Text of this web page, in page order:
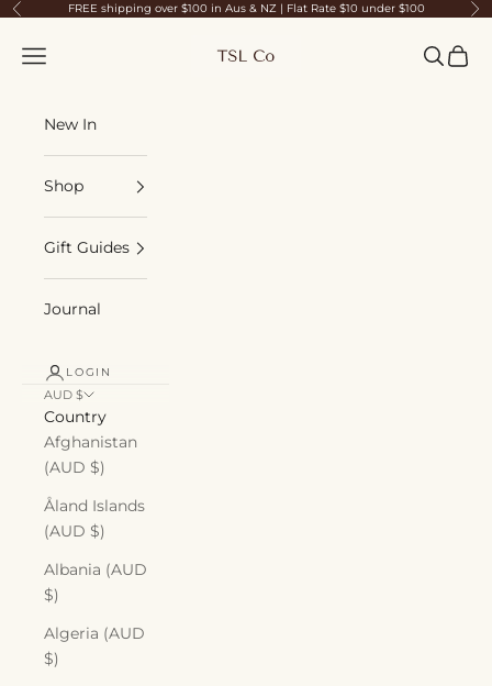
Skip to content
Previous FREE shipping over $100 in Aus & NZ | Flat Rate $10 under $100
TSL Co
Navigation menu Search
Cart
New In
Shop
Gift Guides
Journal
LOGIN
AUD $
Country
Afghanistan
(AUD $)
Åland Islands
(AUD $)
Albania (AUD
$)
Algeria (AUD
$)